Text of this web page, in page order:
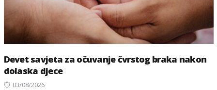
Devet savjeta za očuvanje čvrstog braka nakon
dolaska djece
Posted
03/08/2026